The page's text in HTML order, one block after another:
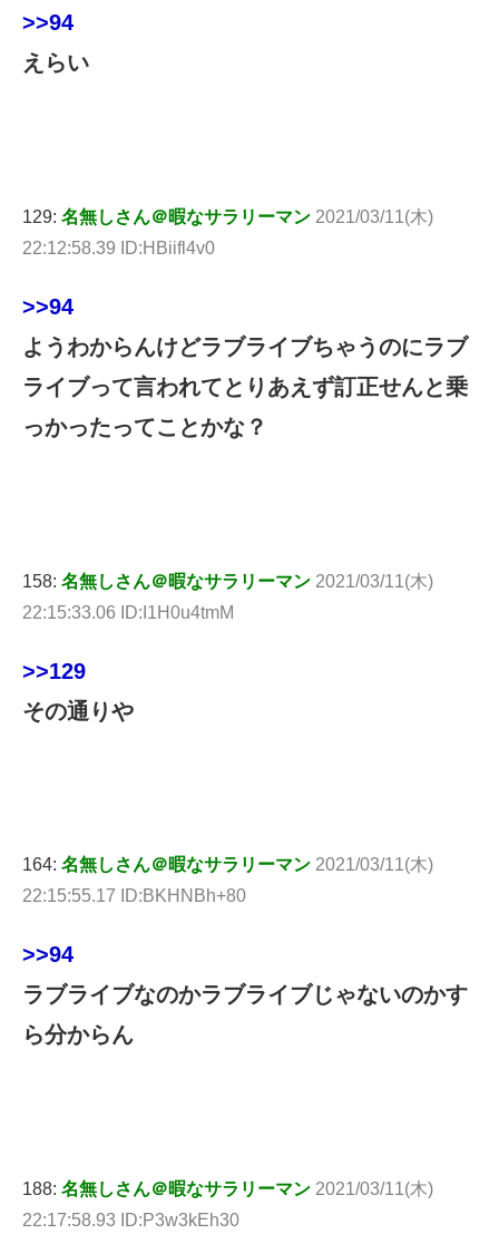
>>94
えらい
129: 名無しさん＠暇なサラリーマン 2021/03/11(木)
22:12:58.39 ID:HBiifl4v0
>>94
ようわからんけどラブライブちゃうのにラブ
ライブって言われてとりあえず訂正せんと乗
っかったってことかな？
158: 名無しさん＠暇なサラリーマン 2021/03/11(木)
22:15:33.06 ID:I1H0u4tmM
>>129
その通りや
164: 名無しさん＠暇なサラリーマン 2021/03/11(木)
22:15:55.17 ID:BKHNBh+80
>>94
ラブライブなのかラブライブじゃないのかす
ら分からん
188: 名無しさん＠暇なサラリーマン 2021/03/11(木)
22:17:58.93 ID:P3w3kEh30